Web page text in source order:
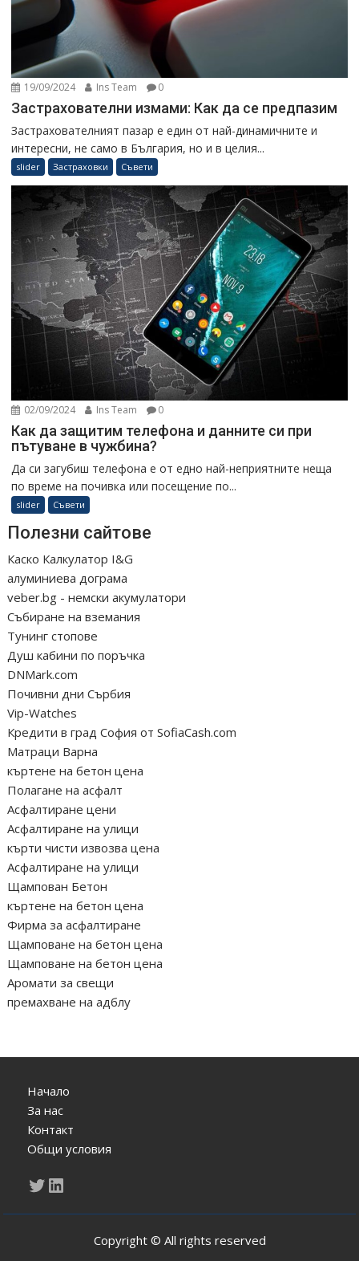
19/09/2024 Ins Team 0
Застрахователни измами: Как да се предпазим
Застрахователният пазар е един от най-динамичните и
интересни, не само в България, но и в целия...
slider Застраховки Съвети
02/09/2024 Ins Team 0
Как да защитим телефона и данните си при
пътуване в чужбина?
Да си загубиш телефона е от едно най-неприятните неща
по време на почивка или посещение по...
slider Съвети
Полезни сайтове
Каско Калкулатор I&G
алуминиева дограма
veber.bg - немски акумулатори
Събиране на вземания
Тунинг стопове
Душ кабини по поръчка
DNMark.com
Почивни дни Сърбия
Vip-Watches
Кредити в град София от SofiaCash.com
Матраци Варна
къртене на бетон цена
Полагане на асфалт
Асфалтиране цени
Асфалтиране на улици
кърти чисти извозва цена
Асфалтиране на улици
Щампован Бетон
къртене на бетон цена
Фирма за асфалтиране
Щамповане на бетон цена
Щамповане на бетон цена
Аромати за свещи
премахване на адблу
Начало
За нас
Контакт
Общи условия
Twitter
LinkedIn
Copyright © All rights reserved